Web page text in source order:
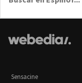
Sensacine